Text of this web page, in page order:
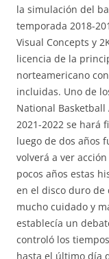
la simulación del
temporada 2018-
Visual Concepts y
licencia de la
norteamericano
incluidas. Uno de
National Basketball
2021-2022 se hará
luego de dos años
volverá a ver
pocos años estas
en el disco duro de
mucho cuidado y
establecía un
controló los
hasta el último día